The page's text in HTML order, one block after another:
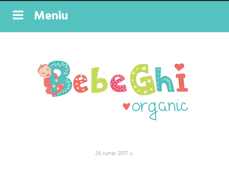
Meniu
26 iunie 2017